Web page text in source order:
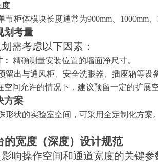
度
节柜体模块长度通常为900mm、1000mm
划考量
需考虑以下因素：
精确测量安装位置的墙面净尺寸。
留出与通风柜、安全洗眼器、插座箱等设
空间允许的情况下，建议预留一定的扩展
方案
形状的实验室空间，可采用全定制化方案
的宽度（深度）设计规范
响操作空间和通道宽度的关键参